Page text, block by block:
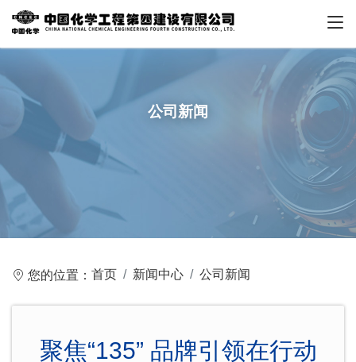
公司新闻
您的位置： 首页 新闻中心 公司新闻
聚焦“135” 品牌引领在行动